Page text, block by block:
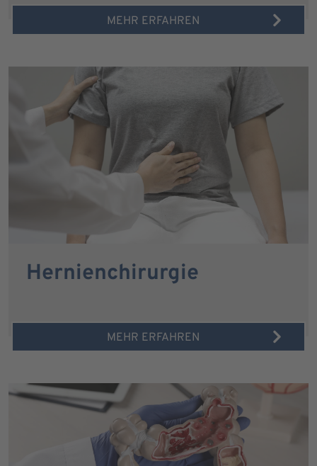
MEHR ERFAHREN
Hernienchirurgie
MEHR ERFAHREN